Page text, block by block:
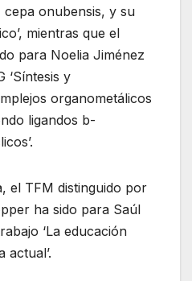
onubensis, y su
mientras que el
para Noelia Jiménez
‘Síntesis y
organometálicos
ligandos b-
el TFM distinguido por
ha sido para Saúl
‘La educación
actual’.